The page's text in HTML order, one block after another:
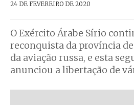
24 DE FEVEREIRO DE 2020
O Exército Árabe Sírio
reconquista da província
da aviação russa, e esta
anunciou a libertação de